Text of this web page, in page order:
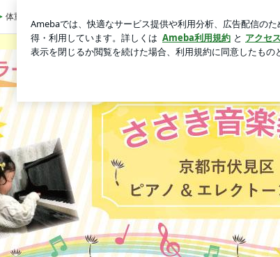
から夢中になれるピアノ！
体重が減らず今朝食べたハッシュポテト